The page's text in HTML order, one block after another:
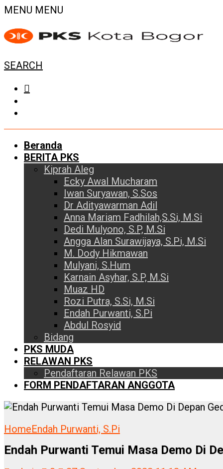
MENU MENU
SEARCH
Beranda
BERITA PKS
Kiprah Aleg
Ecky Awal Mucharam
Iwan Suryawan, S.Sos
Dr Adityawarman Adil
Anna Mariam Fadhilah,S.Si, M.Si
Dedi Mulyono, S.P, M.Si
Angga Alan Surawijaya, S.Pi, M.Si
M. Dody Hikmawan
Mulyani, S.Hum
Karnain Asyhar, S.P, M.Si
Muaz HD
Rozi Putra, S.Si, M.Si
Endah Purwanti, S.Pi
Abdul Rosyid
Bidang
PKS MUDA
RELAWAN PKS
Pendaftaran Relawan PKS
FORM PENDAFTARAN ANGGOTA
HomeEndah Purwanti, S.Pi
Endah Purwanti Temui Masa Demo Di